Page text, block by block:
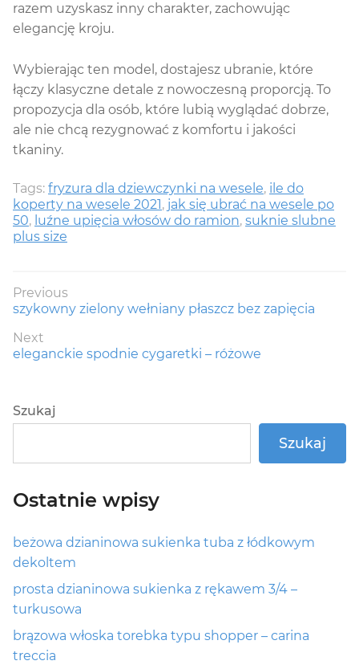
razem uzyskasz inny charakter, zachowując
elegancję kroju.
Wybierając ten model, dostajesz ubranie, które
łączy klasyczne detale z nowoczesną proporcją. To
propozycja dla osób, które lubią wyglądać dobrze,
ale nie chcą rezygnować z komfortu i jakości
tkaniny.
Tags: fryzura dla dziewczynki na wesele, ile do
koperty na wesele 2021, jak się ubrać na wesele po
50, luźne upięcia włosów do ramion, suknie slubne
plus size
Nawigacja
wpisu
Previous
Previous
szykowny zielony wełniany płaszcz bez zapięcia
Next
Next
eleganckie spodnie cygaretki – różowe
Szukaj
Szukaj
Ostatnie wpisy
beżowa dzianinowa sukienka tuba z łódkowym
dekoltem
prosta dzianinowa sukienka z rękawem 3/4 –
turkusowa
brązowa włoska torebka typu shopper – carina
treccia